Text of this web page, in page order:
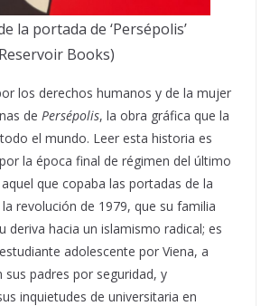
la portada de ‘Persépolis’
Books)
los derechos humanos y de la mujer
de Persépolis, la obra gráfica que la
el mundo. Leer esta historia es
la época final de régimen del último
que copaba las portadas de la
revolución de 1979, que su familia
deriva hacia un islamismo radical; es
adolescente por Viena, a
sus padres por seguridad, y
inquietudes de universitaria en